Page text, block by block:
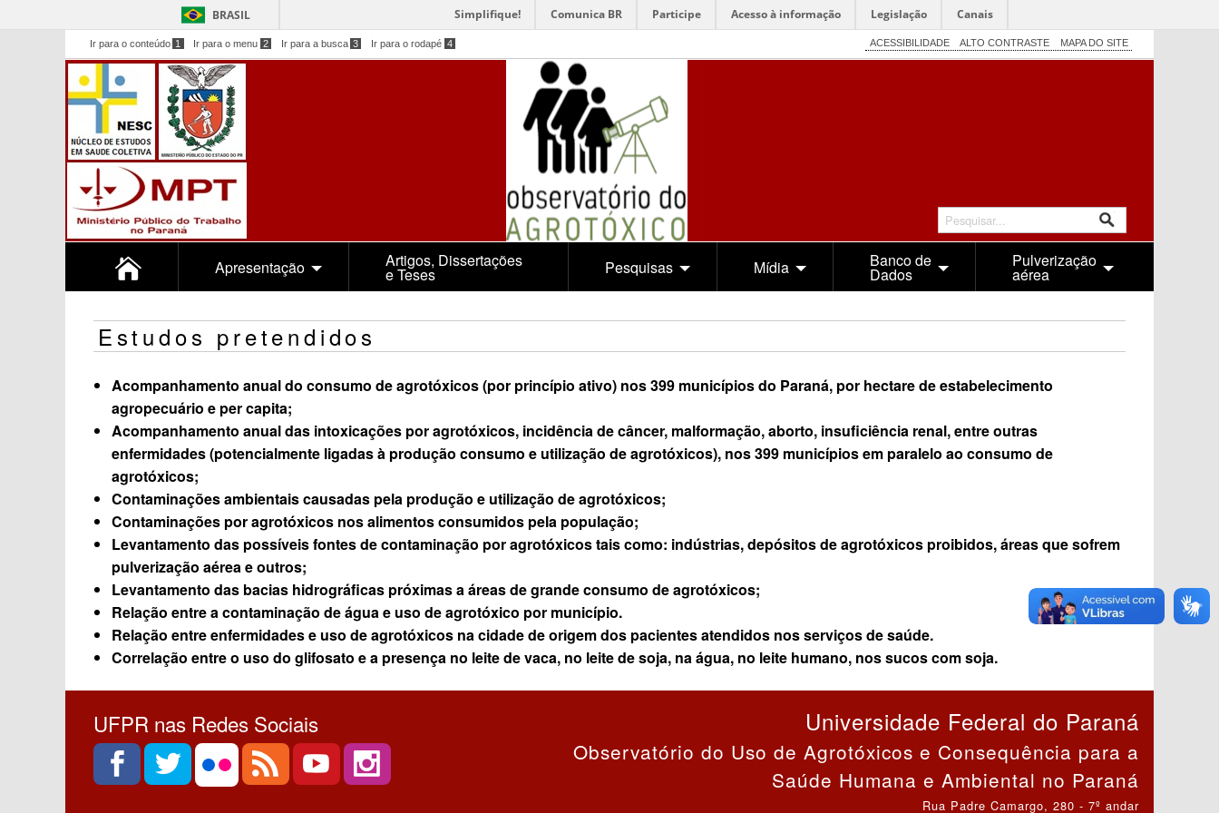
BRASIL Simplifique! Comunica BR Participe Acesso à informação Legislação Canais
Ir para o conteúdo 1 Ir para o menu 2 Ir para a busca 3 Ir para o rodapé 4 ACESSIBILIDADE ALTO CONTRASTE MAPA DO SITE
Apresentação Artigos, Dissertações
e Teses Pesquisas Mídia Banco de
Dados
Pulverização
aérea
Estudos pretendidos
Acompanhamento anual do consumo de agrotóxicos (por princípio ativo) nos 399 municípios do Paraná, por hectare de estabelecimento
agropecuário e per capita;
Acompanhamento anual das intoxicações por agrotóxicos, incidência de câncer, malformação, aborto, insuficiência renal, entre outras
enfermidades (potencialmente ligadas à produção consumo e utilização de agrotóxicos), nos 399 municípios em paralelo ao consumo de
agrotóxicos;
Contaminações ambientais causadas pela produção e utilização de agrotóxicos;
Contaminações por agrotóxicos nos alimentos consumidos pela população;
Levantamento das possíveis fontes de contaminação por agrotóxicos tais como: indústrias, depósitos de agrotóxicos proibidos, áreas que sofrem
pulverização aérea e outros;
Levantamento das bacias hidrográficas próximas a áreas de grande consumo de agrotóxicos;
Relação entre a contaminação de água e uso de agrotóxico por município.
Relação entre enfermidades e uso de agrotóxicos na cidade de origem dos pacientes atendidos nos serviços de saúde.
Correlação entre o uso do glifosato e a presença no leite de vaca, no leite de soja, na água, no leite humano, nos sucos com soja.
UFPR nas Redes Sociais Universidade Federal do Paraná
Observatório do Uso de Agrotóxicos e Consequência para a
Saúde Humana e Ambiental no Paraná
Rua Padre Camargo, 280 - 7º andar